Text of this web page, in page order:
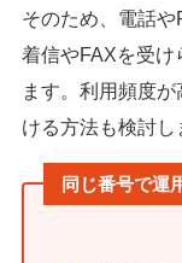
そのため、電話や
着信やFAXを受け
ます。利用頻度
ける方法も検討し
同じ番号で運